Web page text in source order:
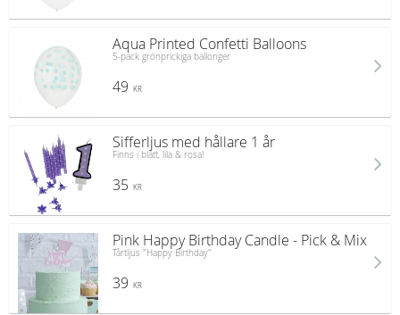
Aqua Printed Confetti Balloons
5-pack grönprickiga ballonger
49 KR
Sifferljus med hållare 1 år
Finns i blått, lila & rosa!
35 KR
Pink Happy Birthday Candle - Pick & Mix
Tårtljus "Happy Birthday"
39 KR